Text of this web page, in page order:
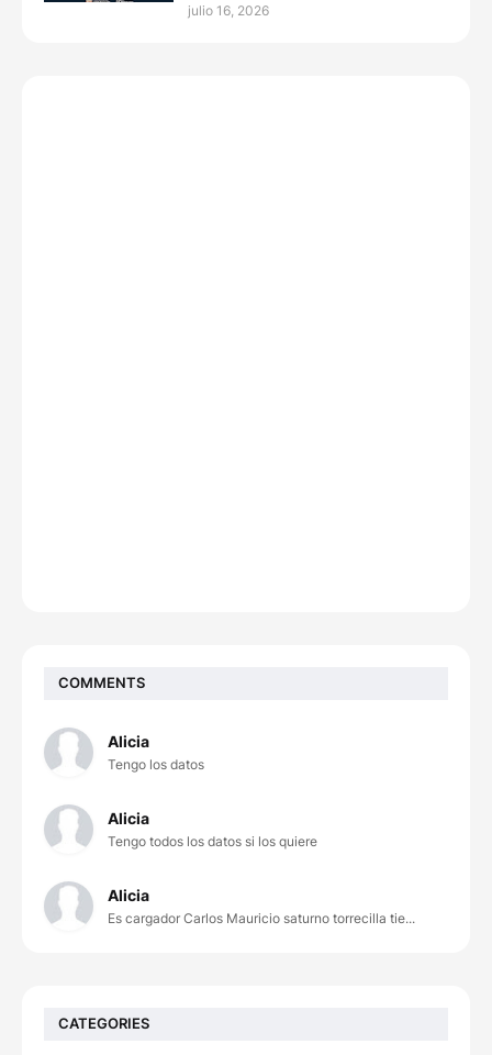
julio 16, 2026
COMMENTS
Alicia
Tengo los datos
Alicia
Tengo todos los datos si los quiere
Alicia
Es cargador Carlos Mauricio saturno torrecilla tie...
CATEGORIES